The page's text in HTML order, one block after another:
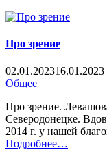
Про зрение
02.01.202316.01.2023
Общее
Про зрение.
Северодонецке.
2014 г. у нашей
Подробнее«%s»
…